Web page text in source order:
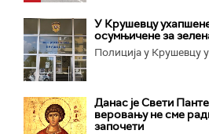
У Крушевцу
осумњичене за
Полиција у Крушевцу
Данас је Свети
веровању не сме
започети